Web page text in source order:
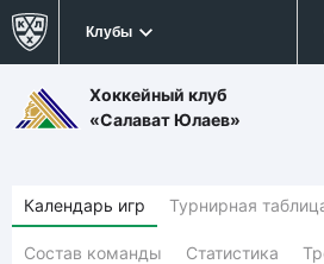
Клубы
Хоккейный клуб
«Салават Юлаев»
Календарь игр Турнирная
Состав команды Статистика